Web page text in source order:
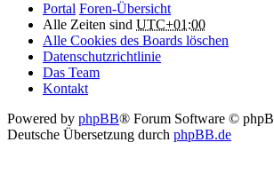
Portal Foren-Übersicht
Alle Zeiten sind UTC+01:00
Alle Cookies des Boards löschen
Datenschutzrichtlinie
Das Team
Kontakt
Powered by phpBB® Forum Software ©
Deutsche Übersetzung durch phpBB.de